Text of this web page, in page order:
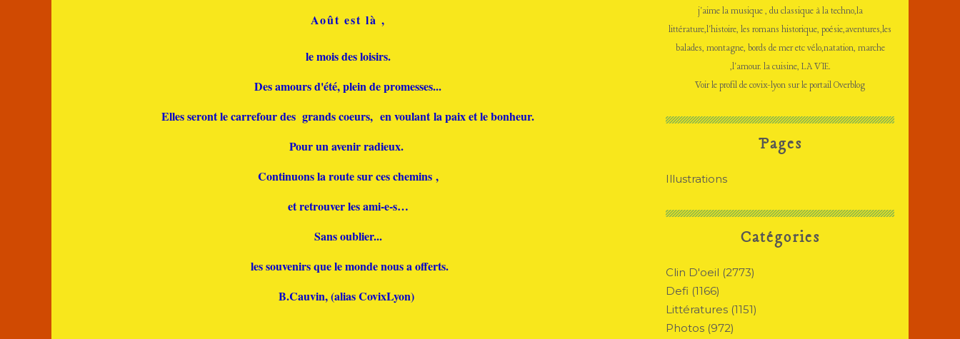
Août est là ,
le mois des loisirs.
Des amours d'été, plein de promesses...
Elles seront le carrefour des grands coeurs, en voulant la paix et le bonheur.
Pour un avenir radieux.
Continuons la route sur ces chemins ,
et retrouver les ami-e-s…
Sans oublier...
les souvenirs que le monde nous a offerts.
B.Cauvin, (alias CovixLyon)
Catégories
Clin D'oeil (2773)
Defi (1166)
Littératures (1151)
Photos (972)
Pages
Illustrations
j'aime la musique , du classique à la techno,la
littérature,l'histoire, les romans historique, poésie,aventures,les
balades, montagne, bords de mer etc vélo,natation, marche
,l'amour. la cuisine, LA VIE.
Voir le profil decovix-lyon sur le portail Overblog